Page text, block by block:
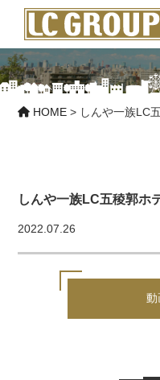
HOME > しんや一族LC
しんや一族LC五稜郭ホ
2022.07.26
動